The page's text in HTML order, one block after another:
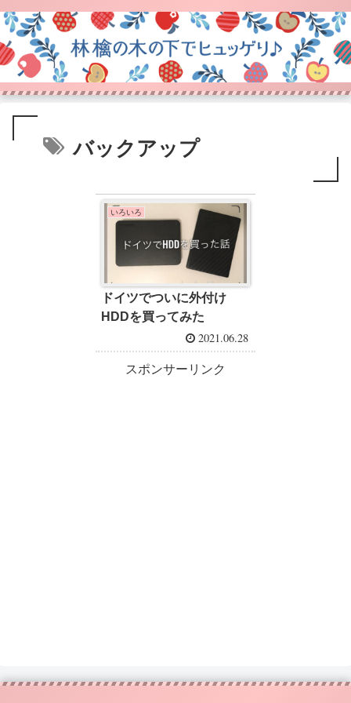
バックアップ
いろいろ
ドイツでついに外付け
HDDを買ってみた
2021.06.28
スポンサーリンク